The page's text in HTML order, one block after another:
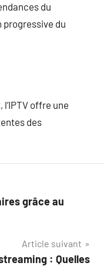
du
du
l’IPTV offre une
des
grâce au
Article suivant
: Quelles